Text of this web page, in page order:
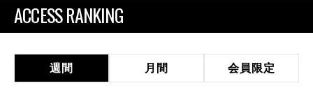
ACCESS RANKING
週間 月間 会員限定